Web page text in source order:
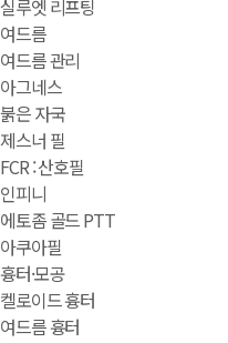
실루엣 리프팅
여드름
여드름 관리
아그네스
붉은 자국
제스너 필
FCR : 산호필
인피니
에토좀 골드 PTT
아쿠아필
흉터·모공
켈로이드 흉터
여드름 흉터